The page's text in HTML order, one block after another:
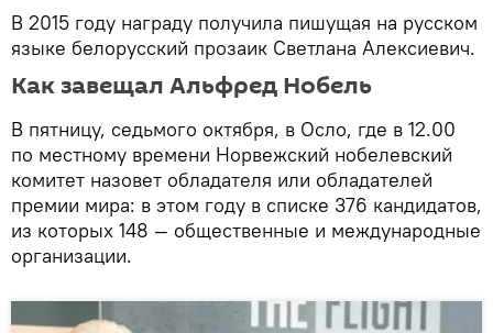
В 2015 году награду получила пишущая на русском
языке белорусский прозаик Светлана Алексиевич.
Как завещал Альфред Нобель
В пятницу, седьмого октября, в Осло, где в 12.00
по местному времени Норвежский нобелевский
комитет назовет обладателя или обладателей
премии мира: в этом году в списке 376 кандидатов,
из которых 148 — общественные и международные
организации.